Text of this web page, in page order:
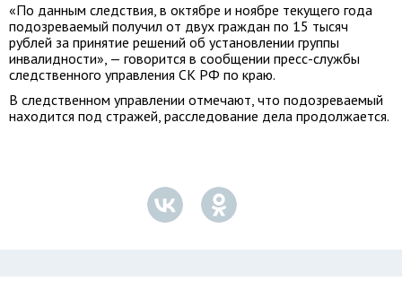
«По данным следствия, в октябре и ноябре текущего года
подозреваемый получил от двух граждан по 15 тысяч
рублей за принятие решений об установлении группы
инвалидности», — говорится в сообщении пресс-службы
следственного управления СК РФ по краю.
В следственном управлении отмечают, что подозреваемый
находится под стражей, расследование дела продолжается.